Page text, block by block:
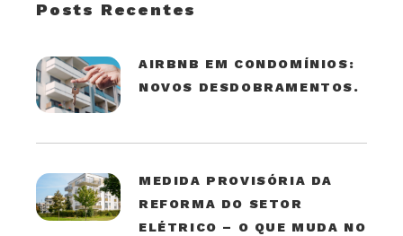
Posts Recentes
AIRBNB EM CONDOMÍNIOS:
NOVOS DESDOBRAMENTOS.
MEDIDA PROVISÓRIA DA
REFORMA DO SETOR
ELÉTRICO – O QUE MUDA NO